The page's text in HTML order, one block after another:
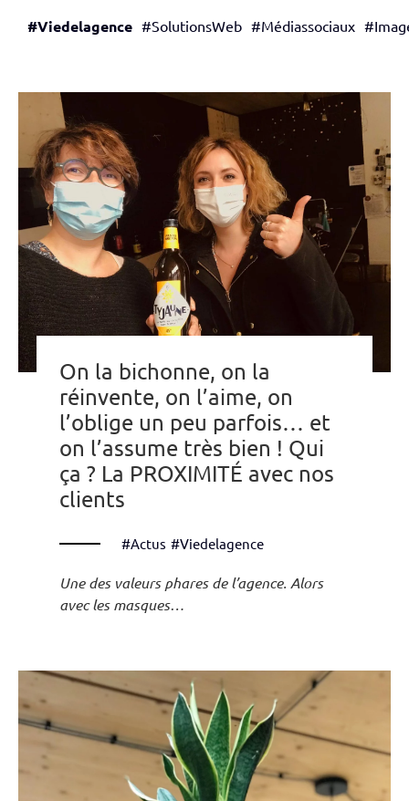
#Viedelagence #SolutionsWeb #Médiassociaux
On la bichonne, on la
réinvente, on l’aime, on
l’oblige un peu parfois… et
on l’assume très bien ! Qui
ça ? La PROXIMITÉ avec nos
clients
#Actus #Viedelagence
Une des valeurs phares de l’agence. Alors
avec les masques…